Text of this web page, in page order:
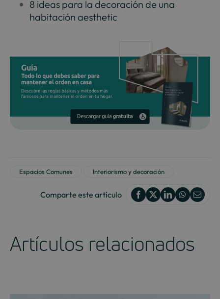
8 ideas para la decoración de una
habitación aesthetic
Espacios Comunes Interiorismo y decoración
Comparte este artículo
Artículos relacionados